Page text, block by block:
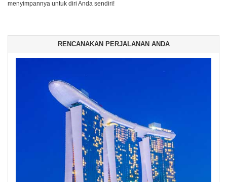
menyimpannya untuk diri Anda sendiri!
RENCANAKAN PERJALANAN ANDA